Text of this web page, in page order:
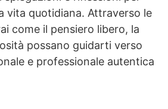
vita quotidiana. Attraverso le
come il pensiero libero, la
possano guidarti verso
e professionale autentica